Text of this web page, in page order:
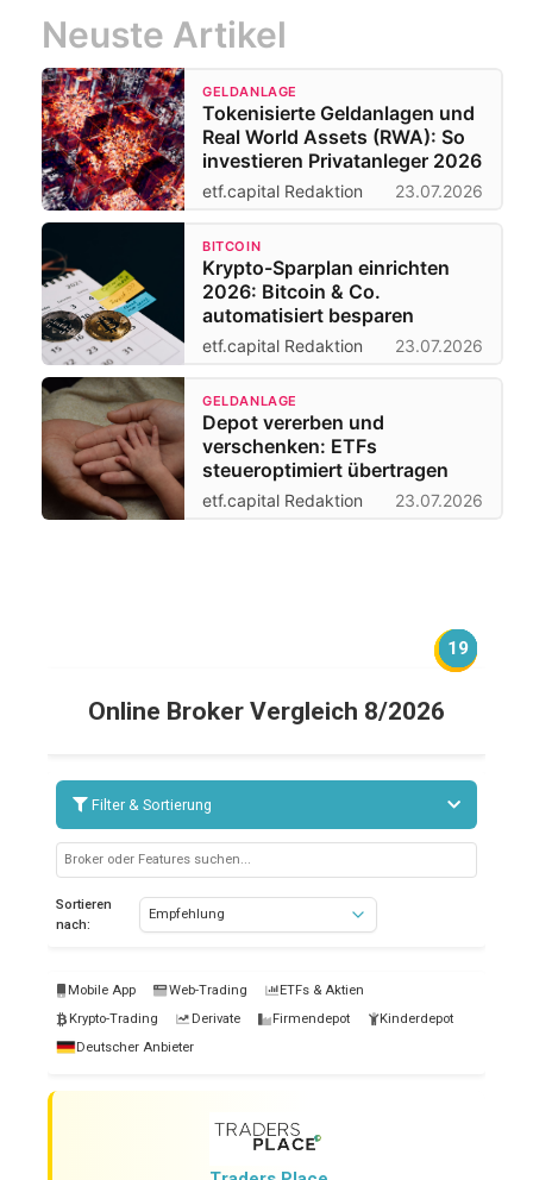
Neuste Artikel
GELDANLAGE
Tokenisierte Geldanlagen und
Real World Assets (RWA): So
investieren Privatanleger 2026
etf.capital Redaktion 23.07.2026
BITCOIN
Krypto-Sparplan einrichten
2026: Bitcoin & Co.
automatisiert besparen
etf.capital Redaktion 23.07.2026
GELDANLAGE
Depot vererben und
verschenken: ETFs
steueroptimiert übertragen
etf.capital Redaktion 23.07.2026